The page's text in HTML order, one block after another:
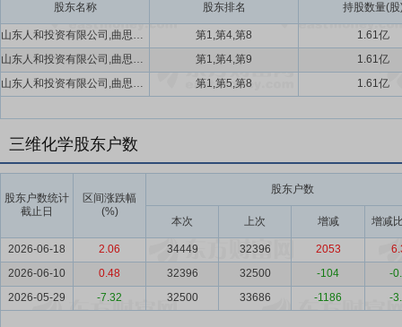
股东名称 股东排名 持股数量(股
山东人和投资有限公司,曲思秋,孙波 第1,第4,第8
1.61亿
山东人和投资有限公司,曲思秋,孙波
第1,第4,第9
1.61亿
山东人和投资有限公司,曲思秋,孙波
第1,第5,第8 1.61亿
三维化学股东户数
股东户数统计
截止日
区间涨跌幅
(%)
股东户数
本次 上次 增减 增减
2026-06-18 2.06 34449 32396 2053
2026-06-10
0.48 32396 32500 -104
-
2026-05-29
-7.32 32500 33686 -1186 -